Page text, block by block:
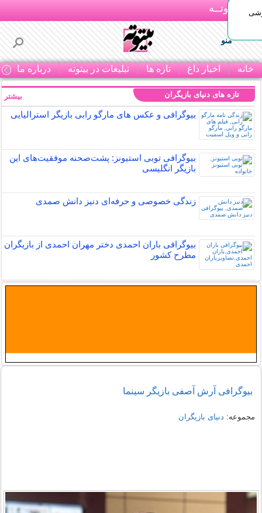
بـیتوتــه
منو
خانه اخبار داغ تازه ها تبلیغات در بیتوته درباره ما
تازه های دنیای بازیگران
بیوگرافی و عکس های مارگو رابی بازیگر استرالیایی
بیوگرافی توبی استیونز: پشت‌صحنه موفقیت‌های این
بازیگر انگلیسی
زندگی خصوصی و حرفه‌ای دنیز دانش صمدی
بیوگرافی باران احمدی دختر مهران احمدی از بازیگران
مطرح کشور
بیشتر
بیوگرافی آرش آصفی بازیگر سینما
مجموعه: دنیای بازیگران